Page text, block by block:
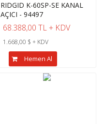
RIDGID K-60SP-SE KANAL
AÇICI - 94497
68.388,00 TL + KDV
1.668,00 $ + KDV
Hemen Al